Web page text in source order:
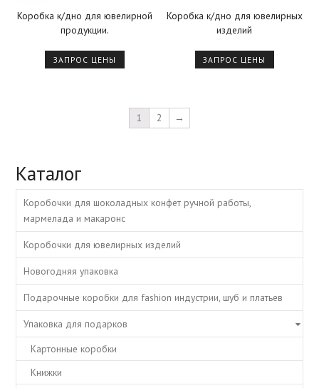
Коробка к/дно для ювелирной
продукции.
ЗАПРОС ЦЕНЫ
Коробка к/дно для ювелирных
изделий
ЗАПРОС ЦЕНЫ
1 2 →
Каталог
Коробочки для шоколадных конфет ручной работы,
мармелада и макаронс
Коробочки для ювелирных изделий
Новогодняя упаковка
Подарочные коробки для fashion индустрии, шуб и платьев
Упаковка для подарков
Картонные коробки
Книжки